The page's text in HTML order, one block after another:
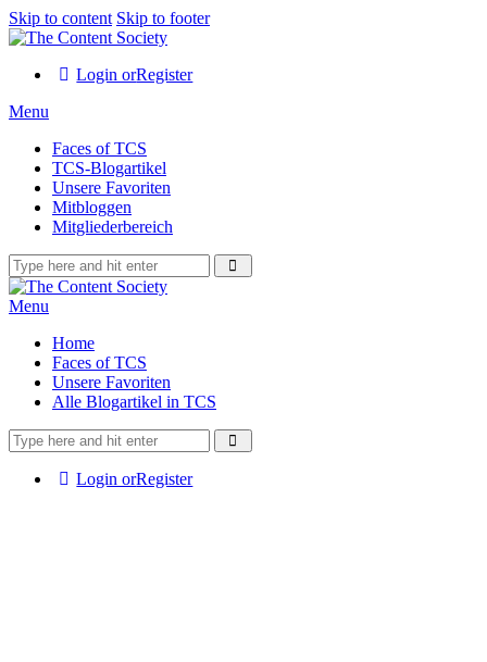
Skip to content Skip to footer
Login orRegister
Menu
Faces of TCS
TCS-Blogartikel
Unsere Favoriten
Mitbloggen
Mitgliederbereich
Menu
Home
Faces of TCS
Unsere Favoriten
Alle Blogartikel in TCS
Login orRegister